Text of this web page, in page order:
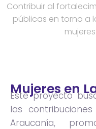
Contribuir al
públicas en torno a
Mujeres en
Este proyecto
las
Araucanía,